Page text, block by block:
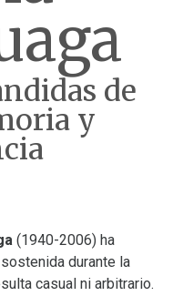
de
y
(1940-2006) ha
durante la
casual ni arbitrario.